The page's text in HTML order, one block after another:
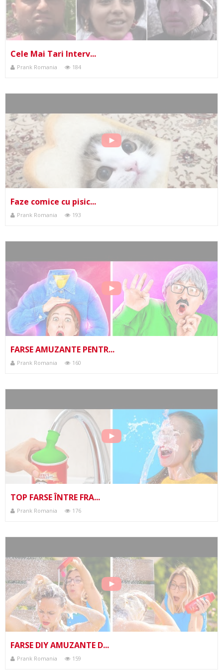
Cele Mai Tari Interv...
Prank Romania 184
Faze comice cu pisic...
Prank Romania 193
FARSE AMUZANTE PENTR...
Prank Romania 160
TOP FARSE ÎNTRE FRA...
Prank Romania 176
FARSE DIY AMUZANTE D...
Prank Romania 159